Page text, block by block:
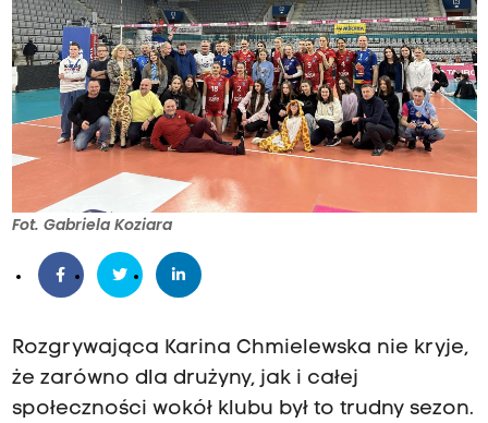
Fot. Gabriela Koziara
Rozgrywająca Karina Chmielewska nie kryje,
że zarówno dla drużyny, jak i całej
społeczności wokół klubu był to trudny sezon.